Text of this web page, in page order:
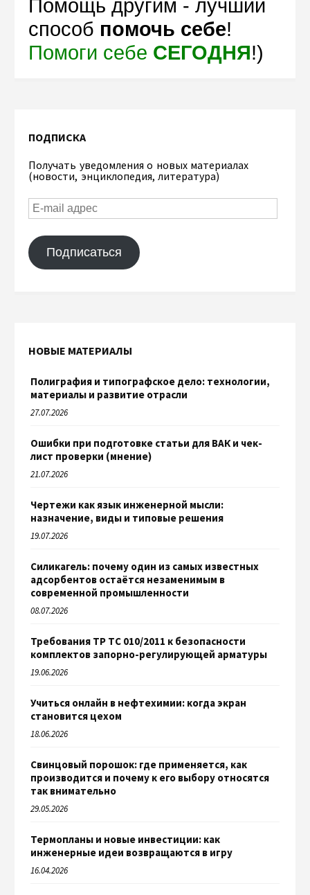
Помощь другим - лучший
способ помочь себе!
Помоги себе СЕГОДНЯ!)
ПОДПИСКА
Получать уведомления о новых материалах
(новости, энциклопедия, литература)
Подписаться
НОВЫЕ МАТЕРИАЛЫ
Полиграфия и типографское дело: технологии,
материалы и развитие отрасли
27.07.2026
Ошибки при подготовке статьи для ВАК и чек-
лист проверки (мнение)
21.07.2026
Чертежи как язык инженерной мысли:
назначение, виды и типовые решения
19.07.2026
Силикагель: почему один из самых известных
адсорбентов остаётся незаменимым в
современной промышленности
08.07.2026
Требования ТР ТС 010/2011 к безопасности
комплектов запорно-регулирующей арматуры
19.06.2026
Учиться онлайн в нефтехимии: когда экран
становится цехом
18.06.2026
Свинцовый порошок: где применяется, как
производится и почему к его выбору относятся
так внимательно
29.05.2026
Термопланы и новые инвестиции: как
инженерные идеи возвращаются в игру
16.04.2026